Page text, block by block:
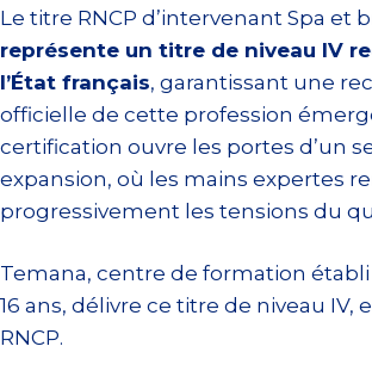
Le titre RNCP d’intervenant Spa et
représente un titre de niveau IV
l’État français, garantissant une
officielle de cette profession
certification ouvre les portes d’un
expansion, où les mains expertes
progressivement les tensions du
Temana, centre de formation
16 ans, délivre ce titre de niveau IV,
RNCP.